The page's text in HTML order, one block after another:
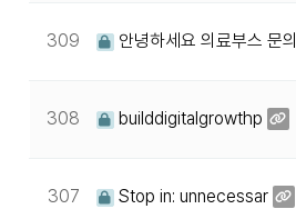
309 안녕하세요 의료부스 문의
308 builddigitalgrowthp
307 Stop in: unnecessar